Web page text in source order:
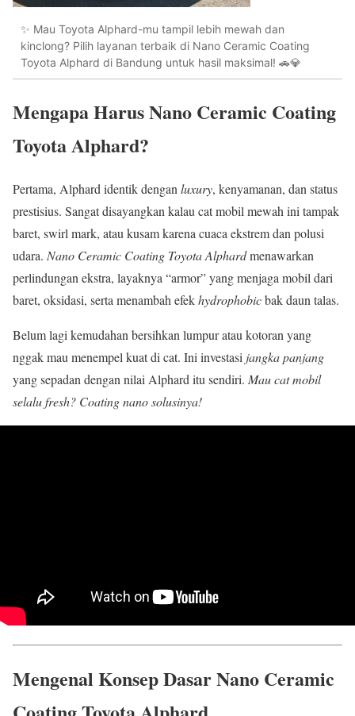
✨ Mau Toyota Alphard-mu tampil lebih mewah dan
kinclong? Pilih layanan terbaik di Nano Ceramic Coating
Toyota Alphard di Bandung untuk hasil maksimal! 🚗💎
Mengapa Harus Nano Ceramic Coating
Toyota Alphard?
Pertama, Alphard identik dengan luxury, kenyamanan, dan status
prestisius. Sangat disayangkan kalau cat mobil mewah ini tampak
baret, swirl mark, atau kusam karena cuaca ekstrem dan polusi
udara. Nano Ceramic Coating Toyota Alphardmenawarkan
perlindungan ekstra, layaknya “armor” yang menjaga mobil dari
baret, oksidasi, serta menambah efekhydrophobicbak daun talas.
Belum lagi kemudahan bersihkan lumpur atau kotoran yang
nggak mau menempel kuat di cat. Ini investasi jangka panjang
yang sepadan dengan nilai Alphard itu sendiri. Mau cat mobil
selalu fresh? Coating nano solusinya!
Mengenal Konsep Dasar Nano Ceramic